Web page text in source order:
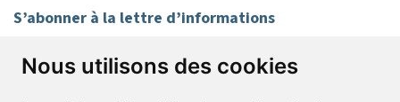
Nous utilisons des cookies
S’abonner à la lettre d’informations
Prénom* Nom*